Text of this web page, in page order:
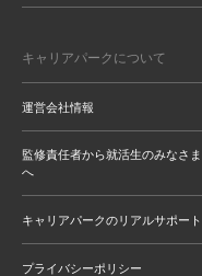
キャリアパークについて
運営会社情報
監修責任者から就活生のみなさま
へ
キャリアパークのリアルサポート
プライバシーポリシー